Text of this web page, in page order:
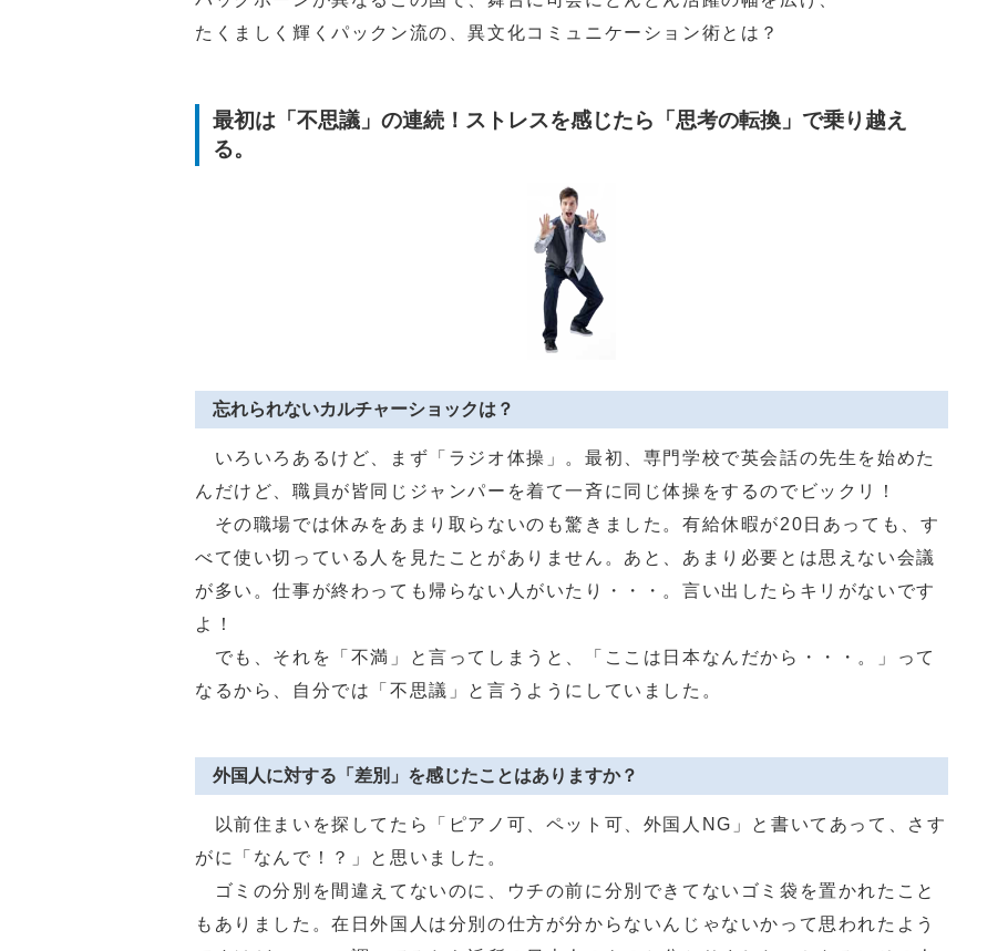
たくましく輝くパックン流の、異文化コミュニケーション術とは？
最初は「不思議」の連続！ストレスを感じたら「思考の転換」で乗り越え
る。
忘れられないカルチャーショックは？
いろいろあるけど、まず「ラジオ体操」。最初、専門学校で英会話の先生を始めた
んだけど、職員が皆同じジャンパーを着て一斉に同じ体操をするのでビックリ！
その職場では休みをあまり取らないのも驚きました。有給休暇が20日あっても、す
べて使い切っている人を見たことがありません。あと、あまり必要とは思えない会議
が多い。仕事が終わっても帰らない人がいたり・・・。言い出したらキリがないです
よ！
でも、それを「不満」と言ってしまうと、「ここは日本なんだから・・・。」って
なるから、自分では「不思議」と言うようにしていました。
外国人に対する「差別」を感じたことはありますか？
以前住まいを探してたら「ピアノ可、ペット可、外国人NG」と書いてあって、さす
がに「なんで！？」と思いました。
ゴミの分別を間違えてないのに、ウチの前に分別できてないゴミ袋を置かれたこと
もありました。在日外国人は分別の仕方が分からないんじゃないかって思われたよう